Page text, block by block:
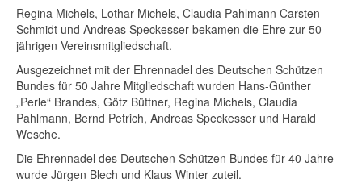
Regina Michels, Lothar Michels, Claudia Pahlmann Carsten
Schmidt und Andreas Speckesser bekamen die Ehre zur 50
jährigen Vereinsmitgliedschaft.
Ausgezeichnet mit der Ehrennadel des Deutschen Schützen
Bundes für 50 Jahre Mitgliedschaft wurden Hans-Günther
„Perle“ Brandes, Götz Büttner, Regina Michels, Claudia
Pahlmann, Bernd Petrich, Andreas Speckesser und Harald
Wesche.
Die Ehrennadel des Deutschen Schützen Bundes für 40 Jahre
wurde Jürgen Blech und Klaus Winter zuteil.